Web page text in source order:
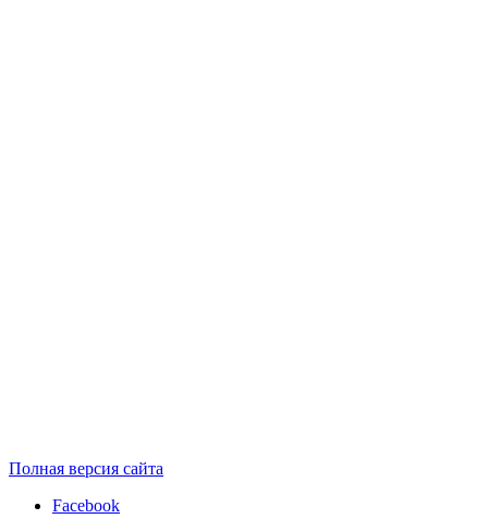
Полная версия сайта
Facebook